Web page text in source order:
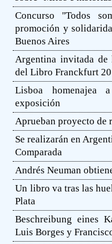
Concurso ''Todos
promoción y
Buenos Aires
Argentina invitada de
del Libro Franckfurt
Lisboa homenajea
exposición
Aprueban proyecto de
Se realizarán en
Comparada
Andrés Neuman
Un libro va tras las
Plata
Beschreibung eines
Luis Borges y